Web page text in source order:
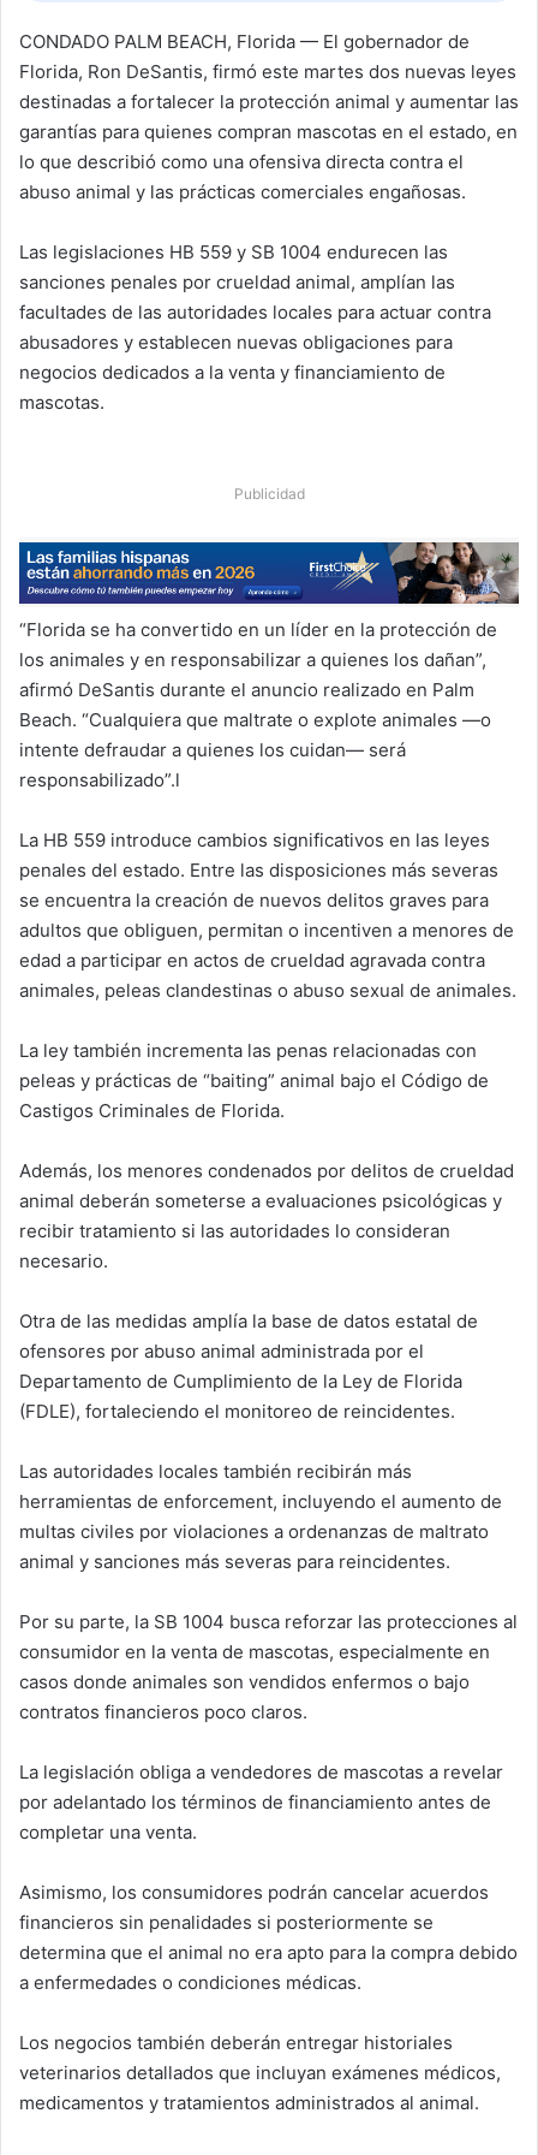
CONDADO PALM BEACH, Florida — El gobernador de
Florida, Ron DeSantis, firmó este martes dos nuevas leyes
destinadas a fortalecer la protección animal y aumentar las
garantías para quienes compran mascotas en el estado, en
lo que describió como una ofensiva directa contra el
abuso animal y las prácticas comerciales engañosas.
Las legislaciones HB 559 y SB 1004 endurecen las
sanciones penales por crueldad animal, amplían las
facultades de las autoridades locales para actuar contra
abusadores y establecen nuevas obligaciones para
negocios dedicados a la venta y financiamiento de
mascotas.
Publicidad
“Florida se ha convertido en un líder en la protección de
los animales y en responsabilizar a quienes los dañan”,
afirmó DeSantis durante el anuncio realizado en Palm
Beach. “Cualquiera que maltrate o explote animales —o
intente defraudar a quienes los cuidan— será
responsabilizado”.l
La HB 559 introduce cambios significativos en las leyes
penales del estado. Entre las disposiciones más severas
se encuentra la creación de nuevos delitos graves para
adultos que obliguen, permitan o incentiven a menores de
edad a participar en actos de crueldad agravada contra
animales, peleas clandestinas o abuso sexual de animales.
La ley también incrementa las penas relacionadas con
peleas y prácticas de “baiting” animal bajo el Código de
Castigos Criminales de Florida.
Además, los menores condenados por delitos de crueldad
animal deberán someterse a evaluaciones psicológicas y
recibir tratamiento si las autoridades lo consideran
necesario.
Otra de las medidas amplía la base de datos estatal de
ofensores por abuso animal administrada por el
Departamento de Cumplimiento de la Ley de Florida
(FDLE), fortaleciendo el monitoreo de reincidentes.
Las autoridades locales también recibirán más
herramientas de enforcement, incluyendo el aumento de
multas civiles por violaciones a ordenanzas de maltrato
animal y sanciones más severas para reincidentes.
Por su parte, la SB 1004 busca reforzar las protecciones al
consumidor en la venta de mascotas, especialmente en
casos donde animales son vendidos enfermos o bajo
contratos financieros poco claros.
La legislación obliga a vendedores de mascotas a revelar
por adelantado los términos de financiamiento antes de
completar una venta.
Asimismo, los consumidores podrán cancelar acuerdos
financieros sin penalidades si posteriormente se
determina que el animal no era apto para la compra debido
a enfermedades o condiciones médicas.
Los negocios también deberán entregar historiales
veterinarios detallados que incluyan exámenes médicos,
medicamentos y tratamientos administrados al animal.